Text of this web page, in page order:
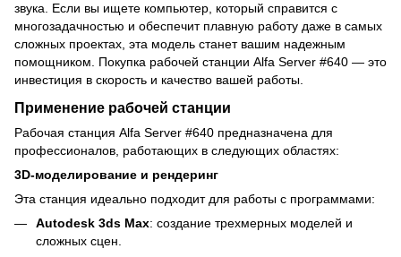
звука. Если вы ищете компьютер, который справится с
многозадачностью и обеспечит плавную работу даже в самых
сложных проектах, эта модель станет вашим надежным
помощником. Покупка рабочей станции Alfa Server #640 — это
инвестиция в скорость и качество вашей работы.
Применение рабочей станции
Рабочая станция Alfa Server #640 предназначена для
профессионалов, работающих в следующих областях:
3D-моделирование и рендеринг
Эта станция идеально подходит для работы с программами:
Autodesk 3ds Max: создание трехмерных моделей и
сложных сцен.